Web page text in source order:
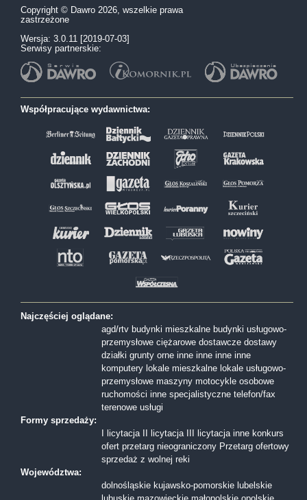
Copyright © Dawro 2026, wszelkie prawa
zastrzeżone
Wersja: 3.0.11 [2019-07-03]
Serwisy partnerskie:
Współpracujące wydawnictwa:
Najczęściej oglądane:
agd/rtv budynki mieszkalne budynki usługowo-
przemysłowe ciężarowe dostawcze dostawy
działki grunty orne inne inne inne inne
komputery lokale mieszkalne lokale usługowo-
przemysłowe maszyny motocykle osobowe
ruchomości inne specjalistyczne telefon/fax
terenowe usługi
Formy sprzedaży:
I licytacja
II licytacja III licytacja inne konkurs
ofert przetarg nieograniczony Przetarg ofertowy
sprzedaż z wolnej reki
Województwa:
dolnośląskie kujawsko-pomorskie lubelskie